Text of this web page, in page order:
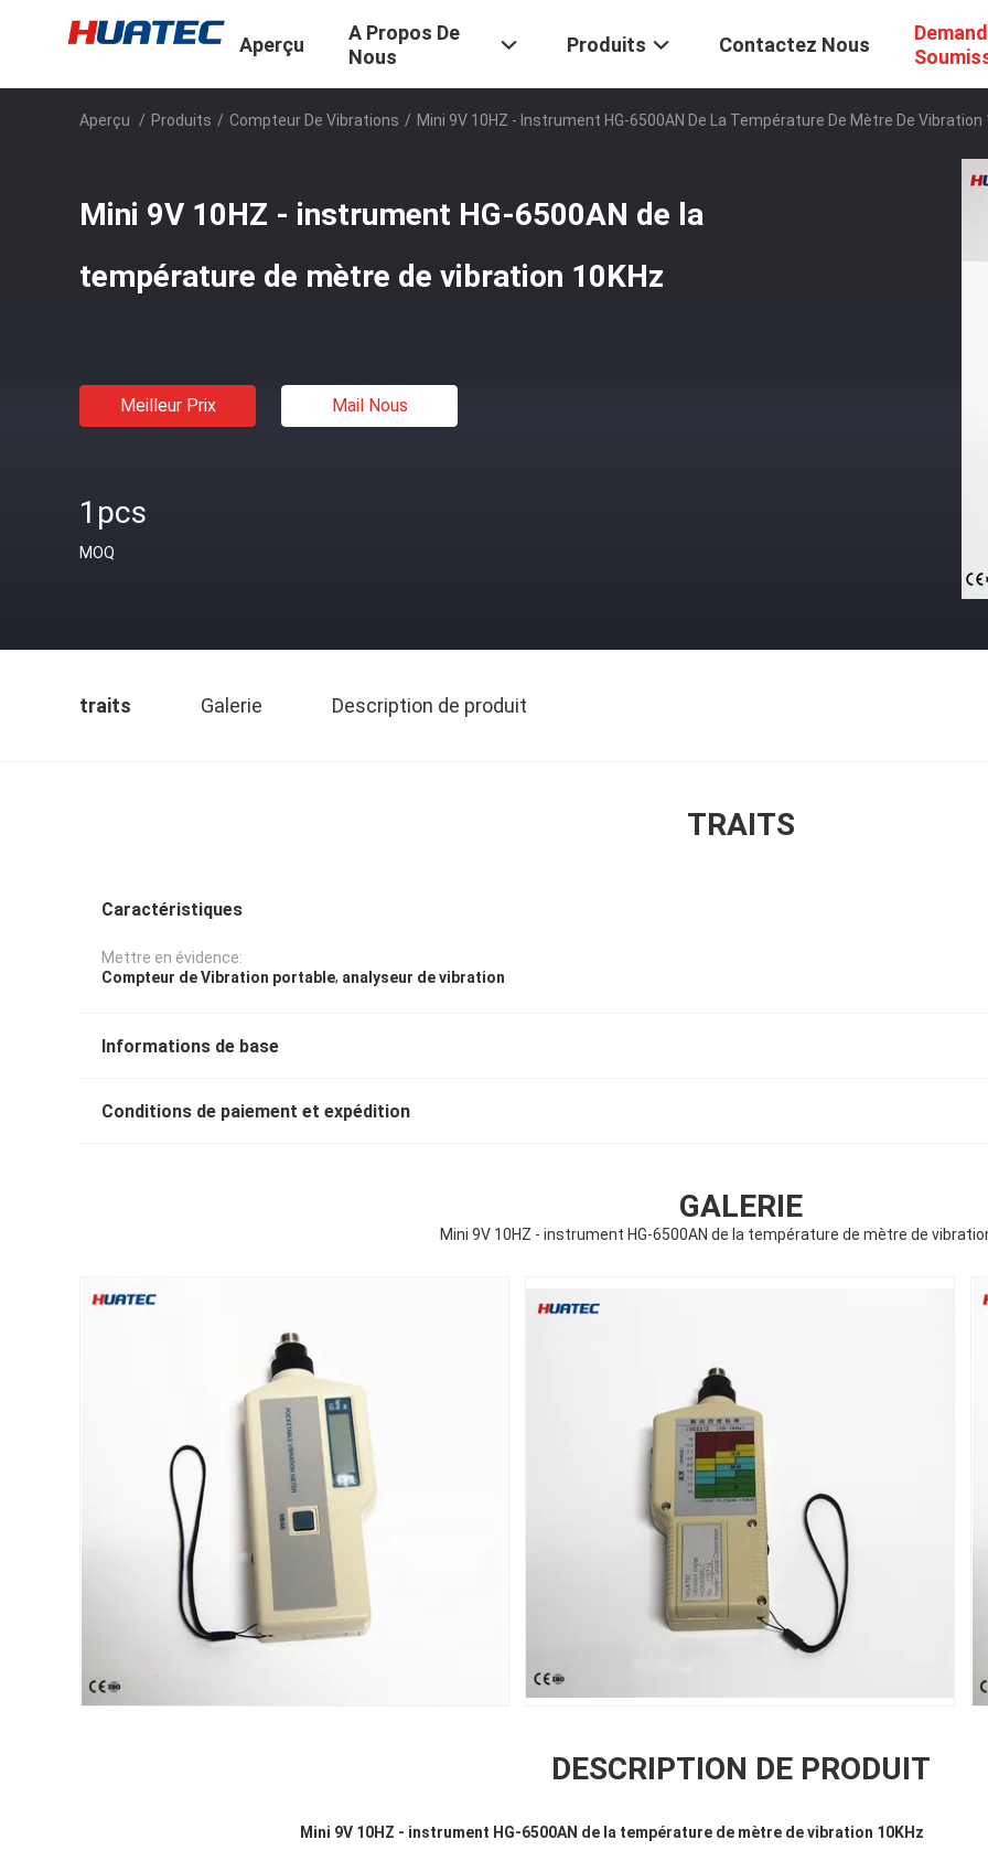
Aperçu
A Propos De
Nous
Produits Contactez Nous
Aperçu / Produits / Compteur De Vibrations / Mini 9V 10HZ - Instrument HG-6500AN De La Température De Mètre De Vibration
Mini 9V 10HZ - instrument HG-6500AN de la
température de mètre de vibration 10KHz
Meilleur Prix Mail Nous
1pcs
MOQ
traits Galerie Description de produit
TRAITS
Caractéristiques
Mettre en évidence:
Compteur de Vibration portable, analyseur de vibration
Informations de base
Conditions de paiement et expédition
GALERIE
Mini 9V 10HZ - instrument HG-6500AN de la température de mètre de
DESCRIPTION DE PRODUIT
Mini 9V 10HZ - instrument HG-6500AN de la température de mètre de vibration 10KHz